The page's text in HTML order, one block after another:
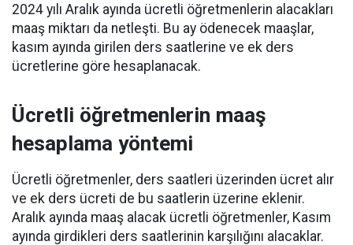
2024 yılı Aralık ayında ücretli öğretmenlerin alacakları
maaş miktarı da netleşti. Bu ay ödenecek maaşlar,
kasım ayında girilen ders saatlerine ve ek ders
ücretlerine göre hesaplanacak.
Ücretli öğretmenlerin maaş
hesaplama yöntemi
Ücretli öğretmenler, ders saatleri üzerinden ücret alır
ve ek ders ücreti de bu saatlerin üzerine eklenir.
Aralık ayında maaş alacak ücretli öğretmenler, Kasım
ayında girdikleri ders saatlerinin karşılığını alacaklar.